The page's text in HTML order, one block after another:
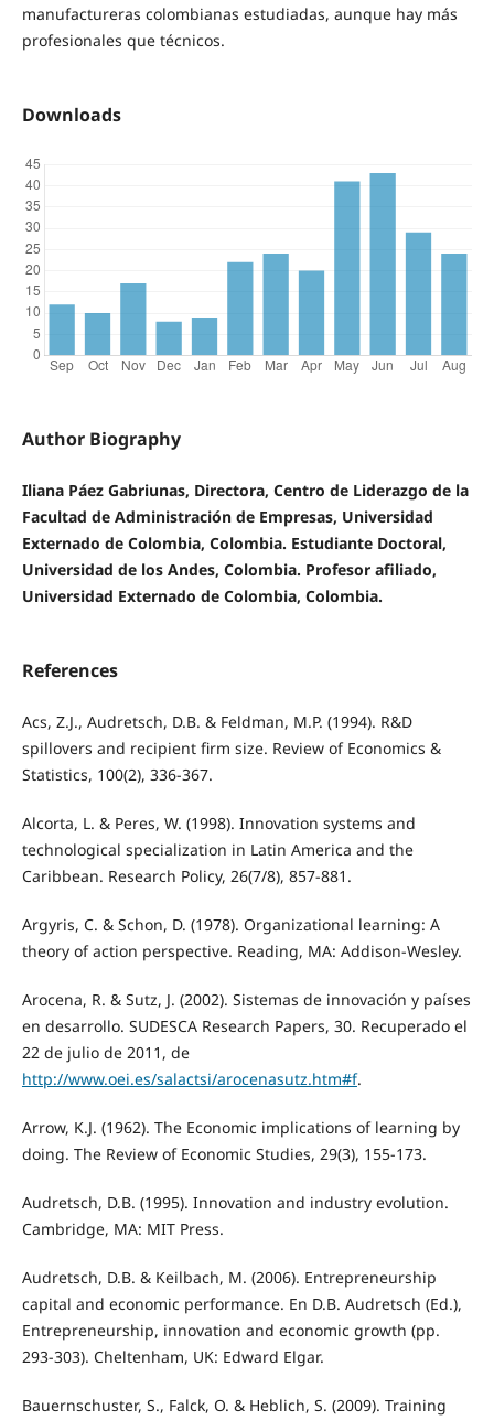
manufactureras colombianas estudiadas, aunque hay más
profesionales que técnicos.
Downloads
Author Biography
Iliana Páez Gabriunas, Directora, Centro de Liderazgo de la
Facultad de Administración de Empresas, Universidad
Externado de Colombia, Colombia. Estudiante Doctoral,
Universidad de los Andes, Colombia. Profesor afiliado,
Universidad Externado de Colombia, Colombia.
References
Acs, Z.J., Audretsch, D.B. & Feldman, M.P. (1994). R&D
spillovers and recipient firm size. Review of Economics &
Statistics, 100(2), 336-367.
Alcorta, L. & Peres, W. (1998). Innovation systems and
technological specialization in Latin America and the
Caribbean. Research Policy, 26(7/8), 857-881.
Argyris, C. & Schon, D. (1978). Organizational learning: A
theory of action perspective. Reading, MA: Addison-Wesley.
Arocena, R. & Sutz, J. (2002). Sistemas de innovación y países
en desarrollo. SUDESCA Research Papers, 30. Recuperado el
22 de julio de 2011, de
http://www.oei.es/salactsi/arocenasutz.htm#f.
Arrow, K.J. (1962). The Economic implications of learning by
doing. The Review of Economic Studies, 29(3), 155-173.
Audretsch, D.B. (1995). Innovation and industry evolution.
Cambridge, MA: MIT Press.
Audretsch, D.B. & Keilbach, M. (2006). Entrepreneurship
capital and economic performance. En D.B. Audretsch (Ed.),
Entrepreneurship, innovation and economic growth (pp.
293-303). Cheltenham, UK: Edward Elgar.
Bauernschuster, S., Falck, O. & Heblich, S. (2009). Training